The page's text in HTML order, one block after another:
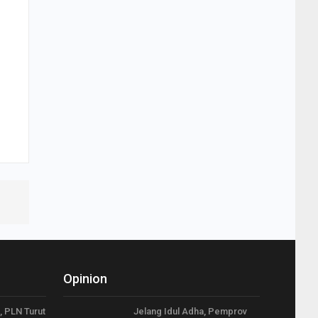
PLN Turut
Opinion
Jelang Idul Adha, Pemprov